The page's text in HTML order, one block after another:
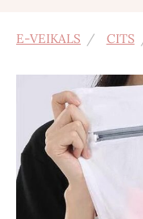
E-VEIKALS CITS